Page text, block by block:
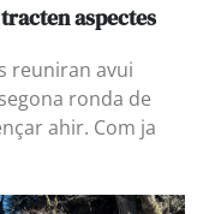
aspectes
reuniran avui
ronda de
ahir. Com ja